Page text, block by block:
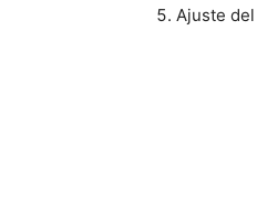
Ajuste